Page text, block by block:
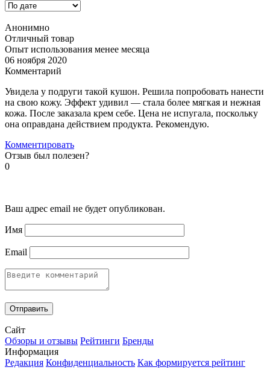
Анонимно
Отличный товар
Опыт использования менее месяца
06 ноября 2020
Комментарий
Увидела у подруги такой кушон. Решила попробовать нанести
на свою кожу. Эффект удивил — стала более мягкая и нежная
кожа. После заказала крем себе. Цена не испугала, поскольку
она оправдана действием продукта. Рекомендую.
Комментировать
Отзыв был полезен?
0
Ваш адрес email не будет опубликован.
Имя
Email
Сайт
Обзоры и отзывы Рейтинги Бренды
Информация
Редакция Конфиденциальность Как формируется рейтинг